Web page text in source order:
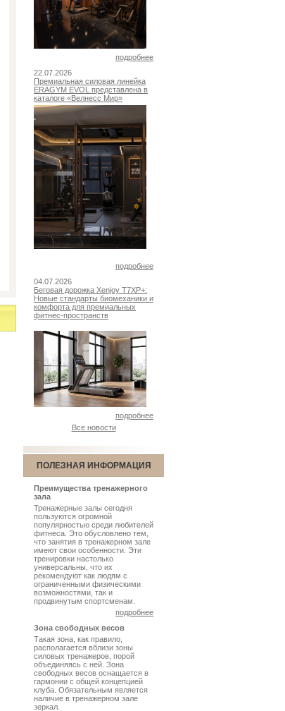
подробнее
22.07.2026
Премиальная силовая линейка
ERAGYM EVOL представлена в
каталоге «Велнесс Мир»
подробнее
04.07.2026
Беговая дорожка Xenjoy T7XP+:
Новые стандарты биомеханики и
комфорта для премиальных
фитнес-пространств
подробнее
Все новости
ПОЛЕЗНАЯ ИНФОРМАЦИЯ
Преимущества тренажерного
зала
Тренажерные залы сегодня
пользуются огромной
популярностью среди любителей
фитнеса. Это обусловлено тем,
что занятия в тренажерном зале
имеют свои особенности. Эти
тренировки настолько
универсальны, что их
рекомендуют как людям с
ограниченными физическими
возможностями, так и
продвинутым спортсменам.
подробнее
Зона свободных весов
Такая зона, как правило,
располагается вблизи зоны
силовых тренажеров, порой
объединяясь с ней. Зона
свободных весов оснащается в
гармонии с общей концепцией
клуба. Обязательным является
наличие в тренажерном зале
зеркал.